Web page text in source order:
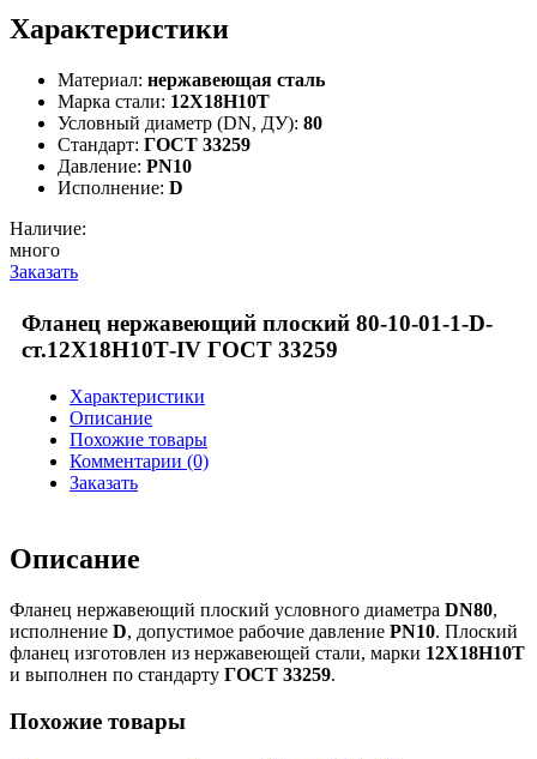
Характеристики
Материал: нержавеющая сталь
Марка стали: 12Х18Н10Т
Условный диаметр (DN, ДУ): 80
Стандарт: ГОСТ 33259
Давление: PN10
Исполнение: D
Наличие:
много
Заказать
Фланец нержавеющий плоский 80-10-01-1-D-
ст.12Х18Н10Т-IV ГОСТ 33259
Характеристики
Описание
Похожие товары
Комментарии (0)
Заказать
Описание
Фланец нержавеющий плоский условного диаметра DN80,
исполнение D, допустимое рабочие давление PN10. Плоский
фланец изготовлен из нержавеющей стали, марки 12Х18Н10Т
и выполнен по стандарту ГОСТ 33259.
Похожие товары